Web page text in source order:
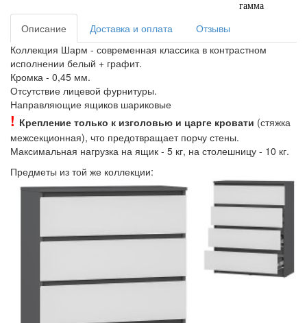
гамма
Описание Доставка и оплата
Отзывы
Коллекция Шарм - современная классика в контрастном
исполнении белый + графит.
Кромка - 0,45 мм.
Отсутствие лицевой фурнитуры.
Направляющие ящиков шариковые
! Крепление только к изголовью и царге кровати (стяжка
межсекционная), что предотвращает порчу стены.
Максимальная нагрузка на ящик - 5 кг, на столешницу - 10 кг.
Предметы из той же коллекции: